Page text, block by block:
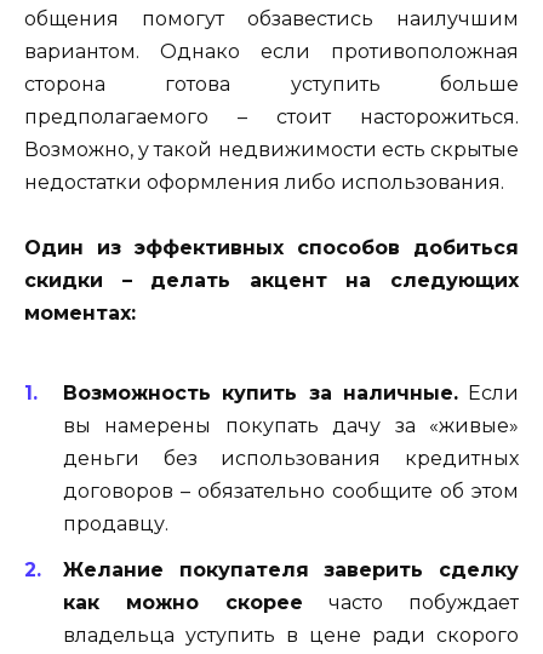
общения помогут обзавестись наилучшим
вариантом. Однако если противоположная
сторона готова уступить больше
предполагаемого – стоит насторожиться.
Возможно, у такой недвижимости есть скрытые
недостатки оформления либо использования.
Один из эффективных способов добиться
скидки – делать акцент на следующих
моментах:
Возможность купить за наличные.Если
вы намерены покупать дачу за «живые»
деньги без использования кредитных
договоров – обязательно сообщите об этом
продавцу.
Желание покупателя заверить сделку
как можно скорее часто побуждает
владельца уступить в цене ради скорого